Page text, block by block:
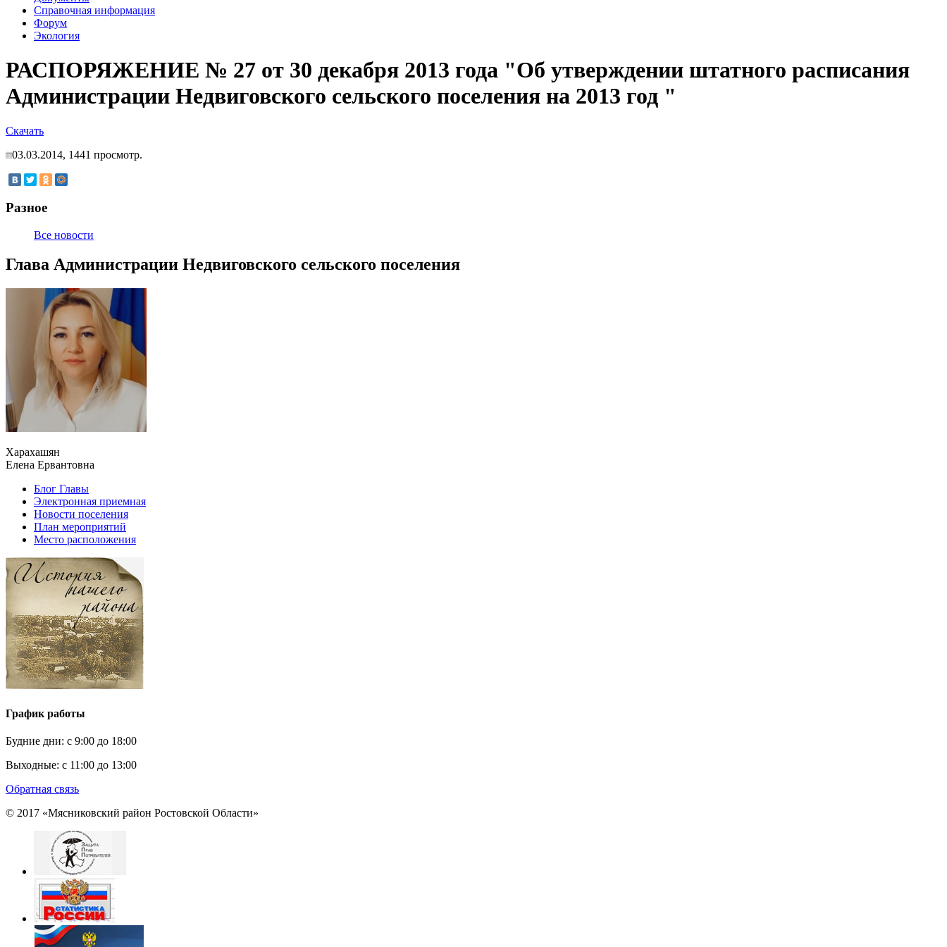
Справочная информация
Форум
Экология
РАСПОРЯЖЕНИЕ № 27 от 30 декабря 2013 года "Об утверждении штатного расписания
Администрации Недвиговского сельского поселения на 2013 год "
Скачать
03.03.2014, 1441 просмотр.
Разное
Все новости
Глава Администрации Недвиговского сельского поселения
Харахашян
Елена Ервантовна
Блог Главы
Электронная приемная
Новости поселения
План мероприятий
Место расположения
График работы
Будние дни: c 9:00 до 18:00
Выходные: с 11:00 до 13:00
Обратная связь
© 2017 «Мясниковский район Ростовской Области»